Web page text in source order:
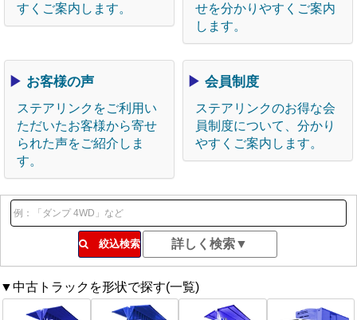
すくご案内します。
せを分かりやすくご案内
します。
▶ お客様の声
ステアリンクをご利用い
ただいたお客様から寄せ
られた声をご紹介しま
す。
▶ 会員制度
ステアリンクのお得な会
員制度について、分かり
やすくご案内します。
絞込検索
▼中古トラックを形状で探す(一覧)